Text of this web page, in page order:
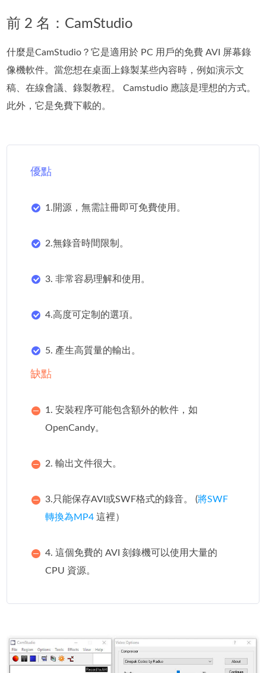
前 2 名：CamStudio
什麼是CamStudio？它是適用於 PC 用戶的免費 AVI 屏幕錄
像機軟件。當您想在桌面上錄製某些內容時，例如演示文
稿、在線會議、錄製教程。 Camstudio 應該是理想的方式。
此外，它是免費下載的。
優點
1.開源，無需註冊即可免費使用。
2.無錄音時間限制。
3. 非常容易理解和使用。
4.高度可定制的選項。
5. 產生高質量的輸出。
缺點
1. 安裝程序可能包含額外的軟件，如
OpenCandy。
2. 輸出文件很大。
3.只能保存AVI或SWF格式的錄音。 (將SWF
轉換為MP4 這裡）
4. 這個免費的 AVI 刻錄機可以使用大量的
CPU 資源。